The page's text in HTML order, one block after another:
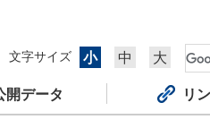
文字サイズ
小 中 大
開データ リ